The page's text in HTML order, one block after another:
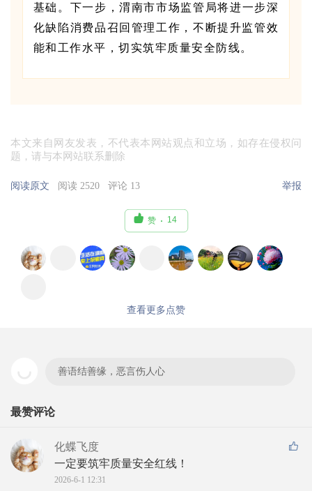
基础。下一步，渭南市市场监管局将进一步深
化缺陷消费品召回管理工作，不断提升监管效
能和工作水平，切实筑牢质量安全防线。
本文来自网友发表，不代表本网站观点和立场，如存在侵权问
题，请与本网站联系删除
阅读原文 阅读 2520 评论 13 举报
 赞 14
查看更多点赞
善语结善缘，恶言伤人心
最赞评论
化蝶飞度
一定要筑牢质量安全红线！
2026-6-1 12:31